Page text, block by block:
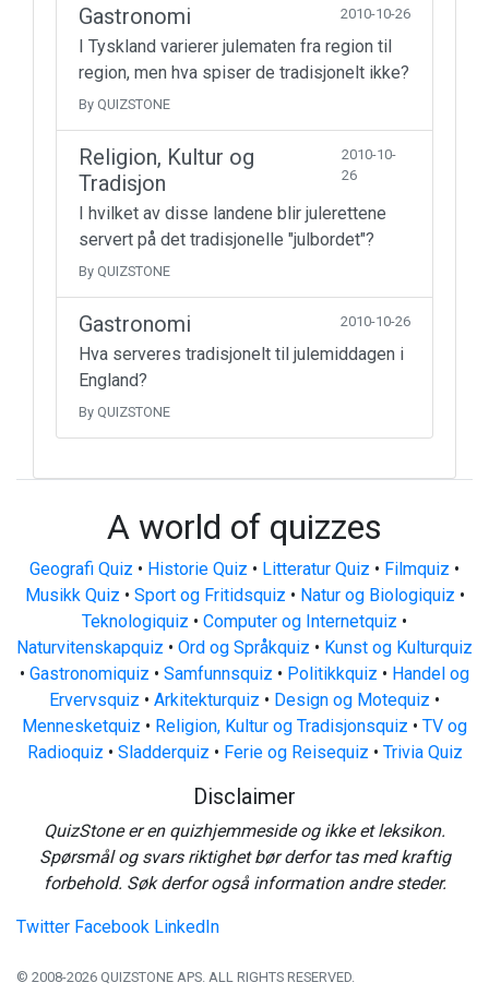
Gastronomi 2010-10-26
I Tyskland varierer julematen fra region til
region, men hva spiser de tradisjonelt ikke?
By QUIZSTONE
Religion, Kultur og
Tradisjon
2010-10-
26
I hvilket av disse landene blir julerettene
servert på det tradisjonelle "julbordet"?
By QUIZSTONE
Gastronomi 2010-10-26
Hva serveres tradisjonelt til julemiddagen i
England?
By QUIZSTONE
A world of quizzes
Geografi Quiz • Historie Quiz • Litteratur Quiz • Filmquiz •
Musikk Quiz • Sport og Fritidsquiz • Natur og Biologiquiz •
Teknologiquiz • Computer og Internetquiz •
Naturvitenskapquiz • Ord og Språkquiz • Kunst og Kulturquiz
• Gastronomiquiz • Samfunnsquiz • Politikkquiz • Handel og
Ervervsquiz • Arkitekturquiz • Design og Motequiz •
Mennesketquiz • Religion, Kultur og Tradisjonsquiz • TV og
Radioquiz • Sladderquiz • Ferie og Reisequiz • Trivia Quiz
Disclaimer
QuizStone er en quizhjemmeside og ikke et leksikon.
Spørsmål og svars riktighet bør derfor tas med kraftig
forbehold. Søk derfor også information andre steder.
Twitter Facebook LinkedIn
© 2008-2026 QUIZSTONE APS. ALL RIGHTS RESERVED.